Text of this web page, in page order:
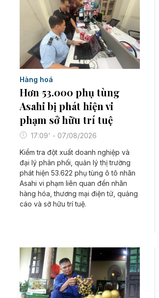
Hàng hoá
Hơn 53.000 phụ tùng
Asahi bị phát hiện vi
phạm sở hữu trí tuệ
17:09' - 07/08/2026
Kiểm tra đột xuất doanh nghiệp và
đại lý phân phối, quản lý thị trường
phát hiện 53.622 phụ tùng ô tô nhãn
Asahi vi phạm liên quan đến nhãn
hàng hóa, thương mại điện tử, quảng
cáo và sở hữu trí tuệ.